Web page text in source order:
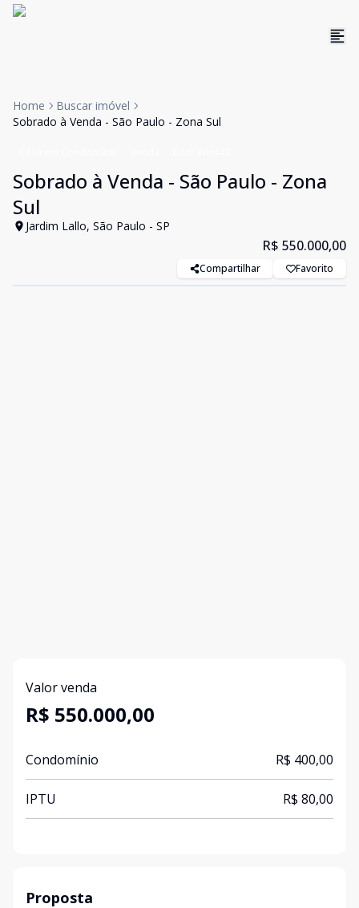
Home
Buscar imóvel
Sobrado à Venda - São Paulo - Zona Sul
Sobrado à Venda - São Paulo - Zona
Sul
Jardim Lallo, São Paulo - SP
R$ 550.000,00
Compartilhar Favorito
Valor venda
R$ 550.000,00
Condomínio R$ 400,00
IPTU R$ 80,00
Proposta